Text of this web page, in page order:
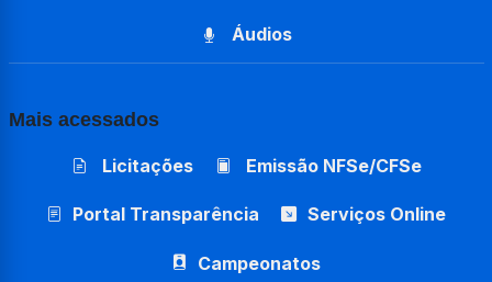
Áudios
Mais acessados
Licitações Emissão NFSe/CFSe
Portal Transparência Serviços Online
Campeonatos